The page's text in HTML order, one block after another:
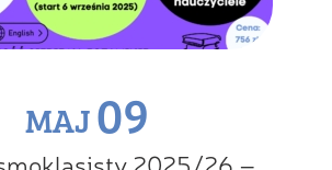
MAJ09